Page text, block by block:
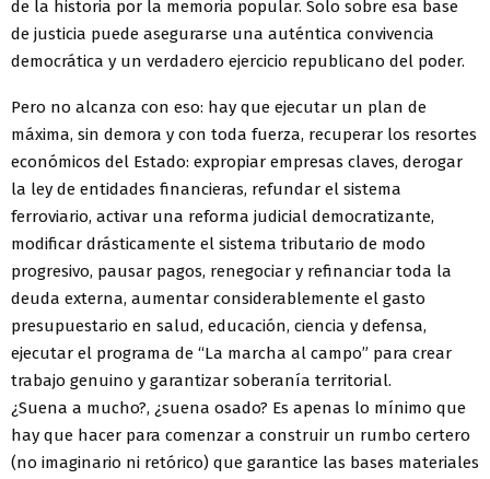
de la historia por la memoria popular. Solo sobre esa base
de justicia puede asegurarse una auténtica convivencia
democrática y un verdadero ejercicio republicano del poder.
Pero no alcanza con eso: hay que ejecutar un plan de
máxima, sin demora y con toda fuerza, recuperar los resortes
económicos del Estado: expropiar empresas claves, derogar
la ley de entidades financieras, refundar el sistema
ferroviario, activar una reforma judicial democratizante,
modificar drásticamente el sistema tributario de modo
progresivo, pausar pagos, renegociar y refinanciar toda la
deuda externa, aumentar considerablemente el gasto
presupuestario en salud, educación, ciencia y defensa,
ejecutar el programa de “La marcha al campo” para crear
trabajo genuino y garantizar soberanía territorial.
¿Suena a mucho?, ¿suena osado? Es apenas lo mínimo que
hay que hacer para comenzar a construir un rumbo certero
(no imaginario ni retórico) que garantice las bases materiales